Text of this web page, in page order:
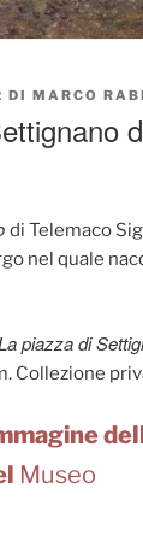
DI MARCO
di Telemaco
nel quale
piazza di
Collezione
Museo